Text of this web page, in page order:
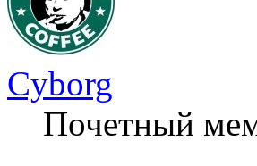
Cyborg
Почетный